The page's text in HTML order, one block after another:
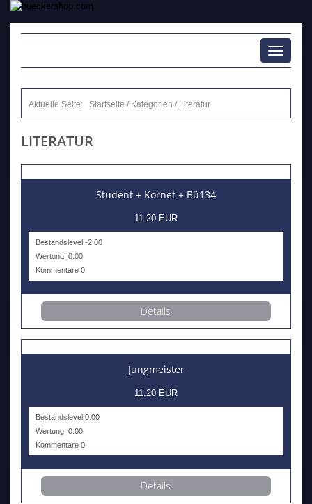
Toggle
Aktuelle Seite: Startseite / Kategorien / Literatur
LITERATUR
Student + Kornet + Bü134
11.20 EUR
Bestandslevel -2.00
Wertung: 0.00
Kommentare 0
Details
Jungmeister
11.20 EUR
Bestandslevel 0.00
Wertung: 0.00
Kommentare 0
Details